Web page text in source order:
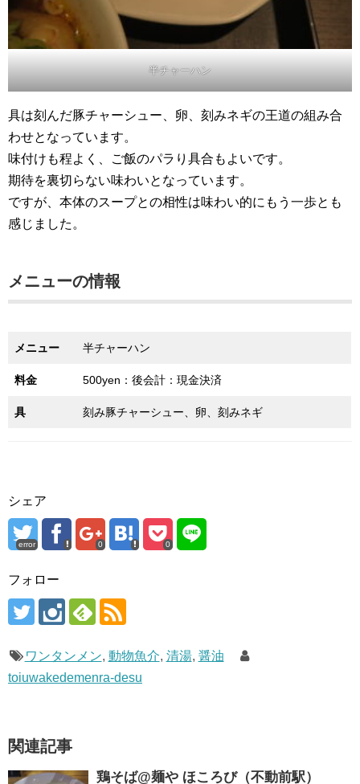
半チャーハン
具は刻んだ豚チャーシュー、卵、刻みネギの王道の組み合
わせとなっています。
味付けも程よく、ご飯のパラり具合もよいです。
期待を裏切らない味わいとなっています。
ですが、本体のスープとの相性は味わい的にもう一歩とも
感じました。
メニューの情報
メニュー 半チャーハン
料金 500yen：後会計：現金決済
具 刻み豚チャーシュー、卵、刻みネギ
シェア
error 0 0
フォロー
ワンタンメン, 動物魚介, 清湯, 醤油
toiuwakedemenra-desu
関連記事
鶏そば@麺や ほころび（不動前駅）